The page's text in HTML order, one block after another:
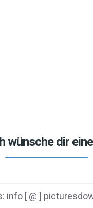
wünsche dir
info [ @ ]